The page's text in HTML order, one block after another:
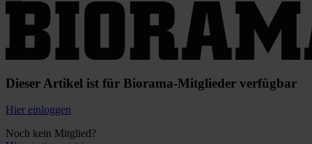
Dieser Artikel ist für Biorama-Mitglieder verfügbar
Hier einloggen
Noch kein Mitglied?